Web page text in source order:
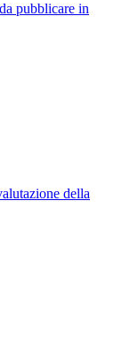
pubblicare in
della